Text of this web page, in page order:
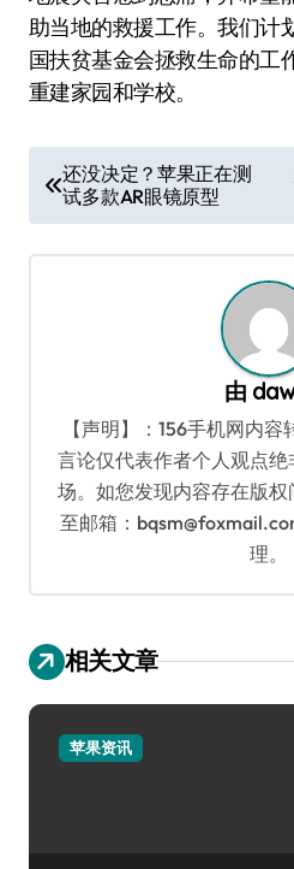
助当地的救援工作。我们计
国扶贫基金会拯救生命的工
重建家园和学校。
章
导
还没决定？苹果正在测
试多款AR眼镜原型
由
【声明】：156手机网内
言论仅代表作者个人观点
场。如您发现内容存在版
至邮箱：
理。
相关文章
苹果资讯